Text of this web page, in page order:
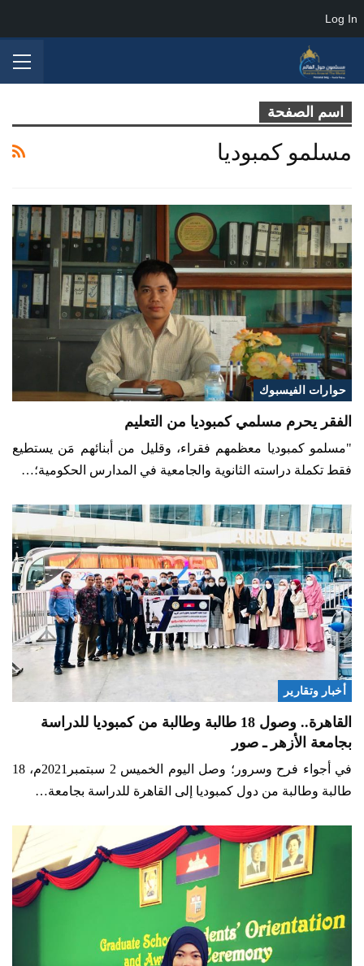
اسم الصفحة
مسلمو كمبوديا
حوارات الفيسبوك
الفقر يحرم مسلمي كمبوديا من التعليم
"مسلمو كمبوديا معظمهم فقراء، وقليل من أبنائهم مَن يستطيع
فقط تكملة دراسته الثانوية والجامعية في المدارس الحكومية؛…
أخبار وتقارير
القاهرة.. وصول 18 طالبة وطالبة من كمبوديا للدراسة
بجامعة الأزهر ـ صور
في أجواء فرح وسرور؛ وصل اليوم الخميس 2 سبتمبر2021م، 18
طالبة وطالبة من دول كمبوديا إلى القاهرة للدراسة بجامعة…
Log In